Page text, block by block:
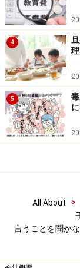
なので、冒頭
ゃんとやって
ちろん、中に
聞かなくなっ
体は上でも、
状況があると
ています。
要は、「子ど
す。親の接し
忘れてはいけ
しつけの
えやすい
自分の子が言
4
5
All About >
言うことを聞か